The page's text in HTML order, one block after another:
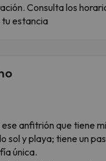
Consulta los
estancia
anfitrión que tiene
sol y playa; tiene un
única.